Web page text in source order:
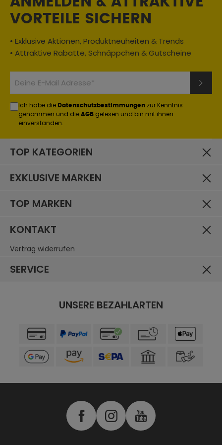
Farbe:
Größe:
Oberteile Typ:
Jacken
Geschlecht:
Damen
Material:
Textil
Sommer
Urban / City
Schutzklasse (Zertifizierung):
Schutzklasse A
Materialzusammensetzung:
98% Polyester, 2% Sonstige Fasern
VORTEILE SICHERN
• Exklusive Aktionen, Produktneuheiten & Trends
• Attraktive Rabatte, Schnäppchen & Gutscheine
Ich habe die Datenschutzbestimmungen zur Kenntnis
genommen und die AGB gelesen und bin mit ihnen
einverstanden.
TOP KATEGORIEN
EXKLUSIVE MARKEN
TOP MARKEN
KONTAKT
Vertrag widerrufen
SERVICE
UNSERE BEZAHLARTEN